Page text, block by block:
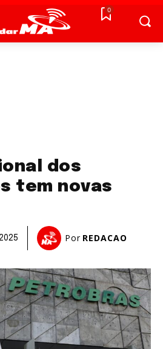
0
dos
tem novas
Por REDACAO